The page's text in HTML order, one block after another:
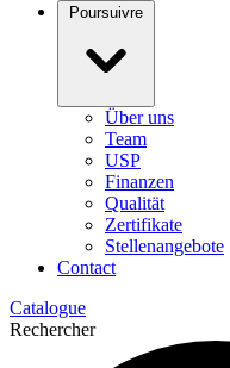
Poursuivre
Über uns
Team
USP
Finanzen
Qualität
Zertifikate
Stellenangebote
Contact
Catalogue
Rechercher